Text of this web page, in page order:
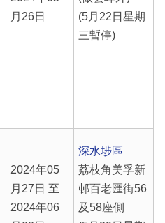
月26日
(5月22日星期
三暫停)
2024年05
月27日 至
2024年06
深水埗區
荔枝角美孚新
邨百老匯街56
及58座側